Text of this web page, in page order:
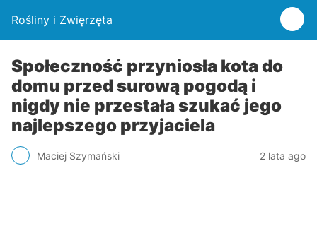
Rośliny i Zwięrzęta
Społeczność przyniosła kota do
domu przed surową pogodą i
nigdy nie przestała szukać jego
najlepszego przyjaciela
Maciej Szymański 2 lata ago